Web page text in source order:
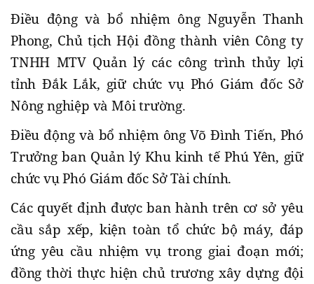
Điều động và bổ nhiệm ông Nguyễn Thanh
Phong, Chủ tịch Hội đồng thành viên Công ty
TNHH MTV Quản lý các công trình thủy lợi
tỉnh Đắk Lắk, giữ chức vụ Phó Giám đốc Sở
Nông nghiệp và Môi trường.
Điều động và bổ nhiệm ông Võ Đình Tiến, Phó
Trưởng ban Quản lý Khu kinh tế Phú Yên, giữ
chức vụ Phó Giám đốc Sở Tài chính.
Các quyết định được ban hành trên cơ sở yêu
cầu sắp xếp, kiện toàn tổ chức bộ máy, đáp
ứng yêu cầu nhiệm vụ trong giai đoạn mới;
đồng thời thực hiện chủ trương xây dựng đội